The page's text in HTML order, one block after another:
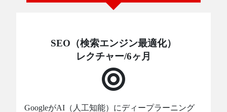
SEO（検索エンジン最適化）
レクチャー/6ヶ月
GoogleがAI（人工知能）にディープラーニング